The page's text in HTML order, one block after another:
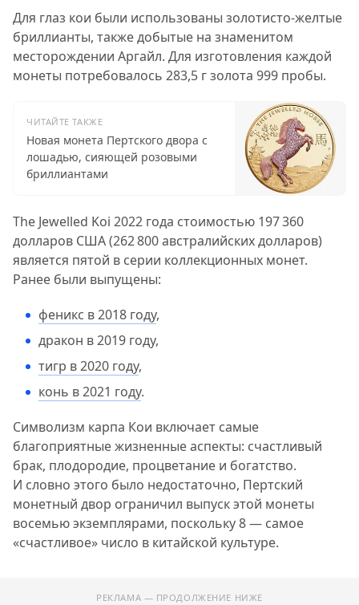
Для глаз кои были использованы золотисто-желтые
бриллианты, также добытые на знаменитом
месторождении Аргайл. Для изготовления каждой
монеты потребовалось 283,5 г золота 999 пробы.
ЧИТАЙТЕ ТАКЖЕ
Новая монета Пертского двора с
лошадью, сияющей розовыми
бриллиантами
The Jewelled Koi 2022 года стоимостью 197 360
долларов США (262 800 австралийских долларов)
является пятой в серии коллекционных монет.
Ранее были выпущены:
феникс в 2018 году,
дракон в 2019 году,
тигр в 2020 году,
конь в 2021 году.
Символизм карпа Кои включает самые
благоприятные жизненные аспекты: счастливый
брак, плодородие, процветание и богатство.
И словно этого было недостаточно, Пертский
монетный двор ограничил выпуск этой монеты
восемью экземплярами, поскольку 8 — самое
«счастливое» число в китайской культуре.
РЕКЛАМА — ПРОДОЛЖЕНИЕ НИЖЕ